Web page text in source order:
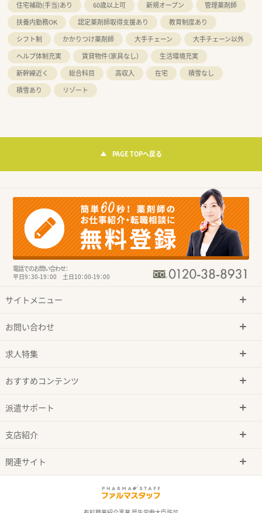
住宅補助(手当)あり
60歳以上可 新規オープン
管理薬剤師
扶養内勤務OK
認定薬剤師取得支援あり
教育制度あり
シフト制
かかりつけ薬剤師 大手チェーン
大手チェーン以外
ヘルプ体制充実
賃貸物件（家具なし）
生活環境充実
新幹線近く
総合科目 高収入 在宅
積雪なし
積雪あり
リゾート
PAGE TOPへ戻る
電話でのお問い合わせ：
平日9：30-19：00 土日10：00-19：00
サイトメニュー
お問い合わせ
求人特集
おすすめコンテンツ
派遣サポート
支店紹介
関連サイト